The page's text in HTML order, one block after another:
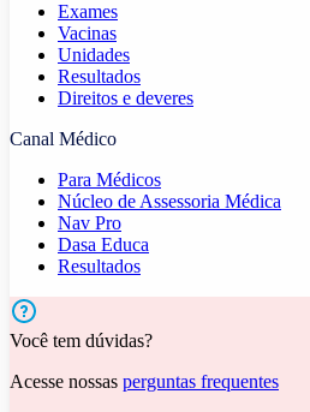
Exames
Vacinas
Unidades
Resultados
Direitos e deveres
Canal Médico
Para Médicos
Núcleo de Assessoria Médica
Nav Pro
Dasa Educa
Resultados
Você tem dúvidas?
Acesse nossas perguntas frequentes